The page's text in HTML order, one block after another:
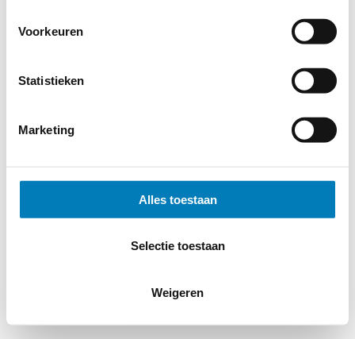
Voorkeuren
Statistieken
Marketing
Alles toestaan
Selectie toestaan
Weigeren